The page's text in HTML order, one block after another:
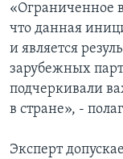
«Ограниченное
что данная
и является
зарубежных
подчеркивали
в стране», -
Эксперт